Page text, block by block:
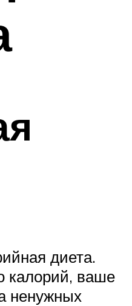
диета.
калорий, ваше
ненужных